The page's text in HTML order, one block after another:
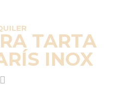
TARTA
INOX